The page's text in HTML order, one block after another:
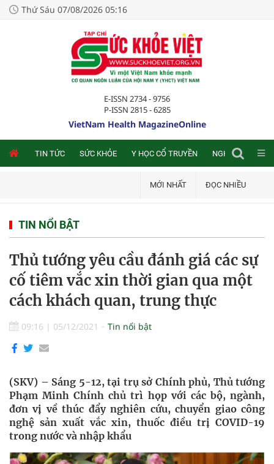
Thứ Sáu 07/08/2026 05:16
E-ISSN 2734 - 9756
P-ISSN 2815 - 6285
VietNam Health MagazineOnline
TIN TỨC SỨC KHỎE Y HỌC CỔ TRUYỀN NGHIÊN CỨU
MỚI NHẤT ĐỌC NHIỀU
TIN NỔI BẬT
Thủ tướng yêu cầu đánh giá các sự
cố tiêm vắc xin thời gian qua một
cách khách quan, trung thực
09:16 | 05/12/2021 Tin nổi bật
(SKV) – Sáng 5-12, tại trụ sở Chính phủ, Thủ tướng
Phạm Minh Chính chủ trì họp với các bộ, ngành,
đơn vị về thúc đẩy nghiên cứu, chuyển giao công
nghệ sản xuất vắc xin, thuốc điều trị COVID-19
trong nước và nhập khẩu